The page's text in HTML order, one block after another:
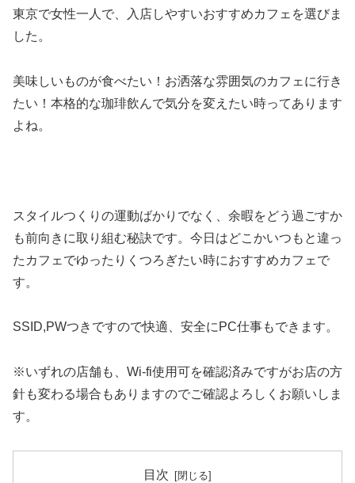
東京で女性一人で、入店しやすいおすすめカフェを選びま
した。
美味しいものが食べたい！お洒落な雰囲気のカフェに行き
たい！本格的な珈琲飲んで気分を変えたい時ってあります
よね。
スタイルつくりの運動ばかりでなく、余暇をどう過ごすか
も前向きに取り組む秘訣です。今日はどこかいつもと違っ
たカフェでゆったりくつろぎたい時におすすめカフェで
す。
SSID,PWつきですので快適、安全にPC仕事もできます。
※いずれの店舗も、Wi-fi使用可を確認済みですがお店の方
針も変わる場合もありますのでご確認よろしくお願いしま
す。
目次